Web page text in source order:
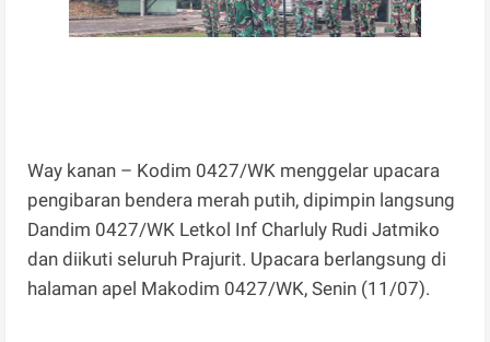
Way kanan – Kodim 0427/WK menggelar upacara
pengibaran bendera merah putih, dipimpin langsung
Dandim 0427/WK Letkol Inf Charluly Rudi Jatmiko
dan diikuti seluruh Prajurit. Upacara berlangsung di
halaman apel Makodim 0427/WK, Senin (11/07).